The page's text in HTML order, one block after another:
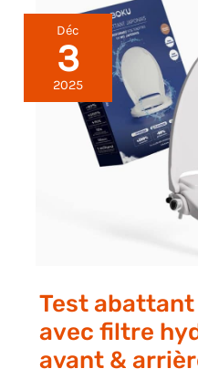
Déc
3
2025
Test abattant
avec filtre
avant &